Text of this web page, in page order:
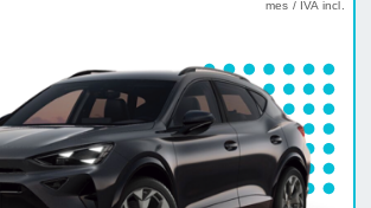
mes / IVA incl.